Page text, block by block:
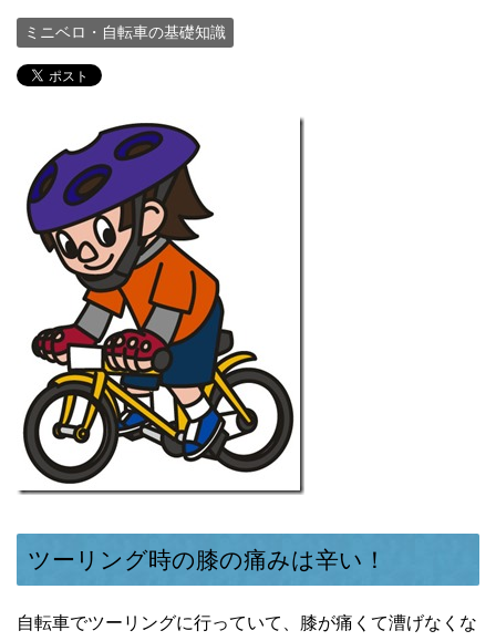
ミニベロ・自転車の基礎知識
ツーリング時の膝の痛みは辛い！
自転車でツーリングに行っていて、膝が痛くて漕げなくな